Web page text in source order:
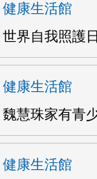
健康生活館
世界自我照護
健康生活館
魏慧珠家有青
健康生活館